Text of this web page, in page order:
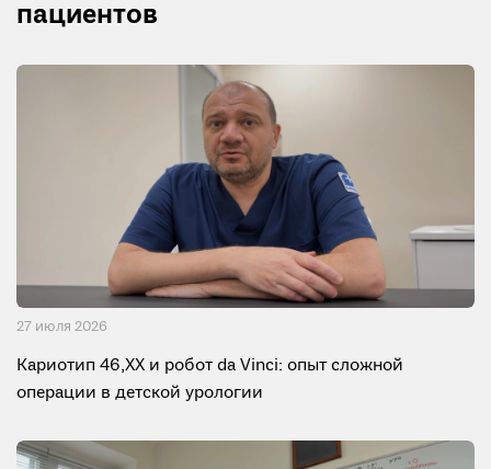
пациентов
27 июля 2026
Кариотип 46,XX и робот da Vinci: опыт сложной
операции в детской урологии